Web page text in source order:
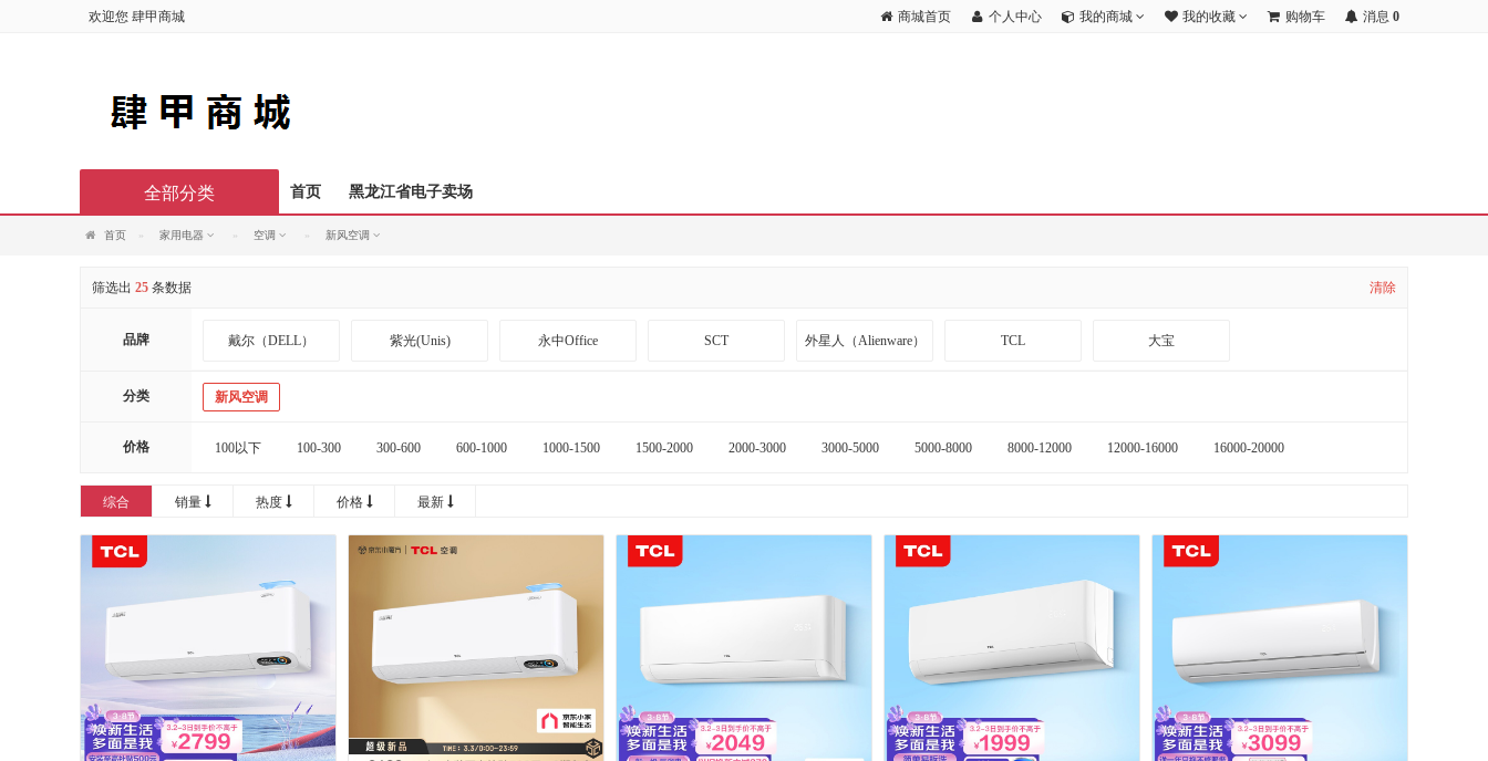
欢迎您 肆甲商城 商城首页 个人中心 我的商城 我的收藏 购物车 消息 0
首页 黑龙江省电子卖场
全部分类
首页 家用电器 空调 新风空调
筛选出 25 条数据 清除
品牌 戴尔（DELL） 紫光(Unis) 永中Office SCT 外星人（Alienware） TCL 大宝
施华蔻
天存信息 迅想
分类 新风空调
价格 100以下 100-300 300-600 600-1000 1000-1500 1500-2000 2000-3000 3000-5000 5000-8000 8000-12000 12000-16000 16000-20000
综合
销量 热度 价格 最新